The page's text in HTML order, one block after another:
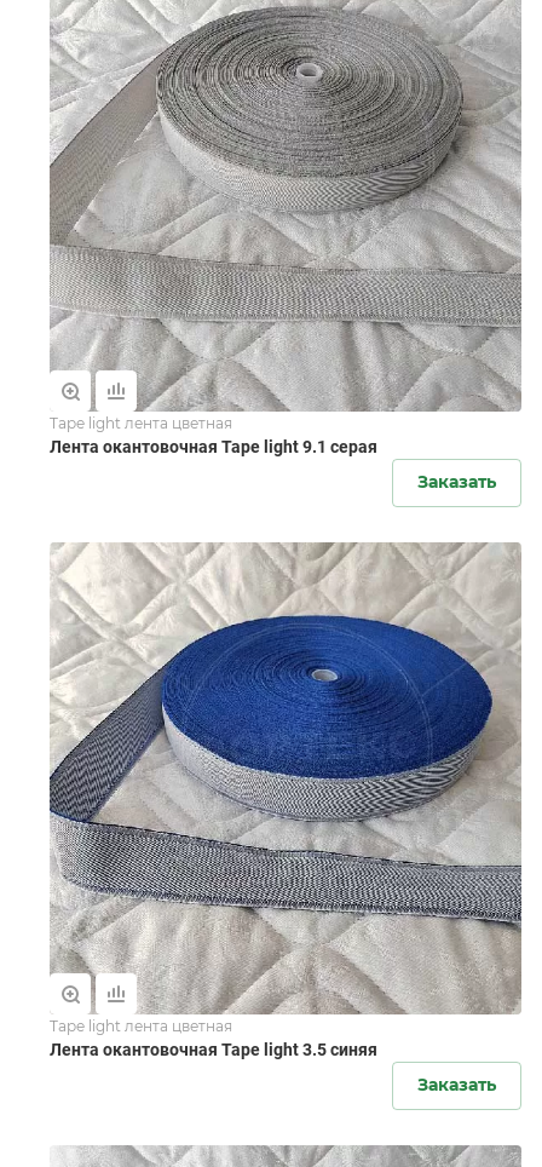
Tape light лента цветная
Лента окантовочная Tape light 9.1 серая
Заказать
Tape light лента цветная
Лента окантовочная Tape light 3.5 синяя
Заказать